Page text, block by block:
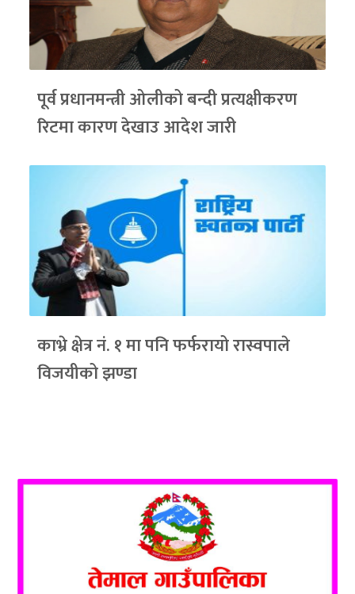
पूर्व प्रधानमन्त्री ओलीको बन्दी प्रत्यक्षीकरण
रिटमा कारण देखाउ आदेश जारी
काभ्रे क्षेत्र नं. १ मा पनि फर्फरायो रास्वपाले
विजयीको झण्डा